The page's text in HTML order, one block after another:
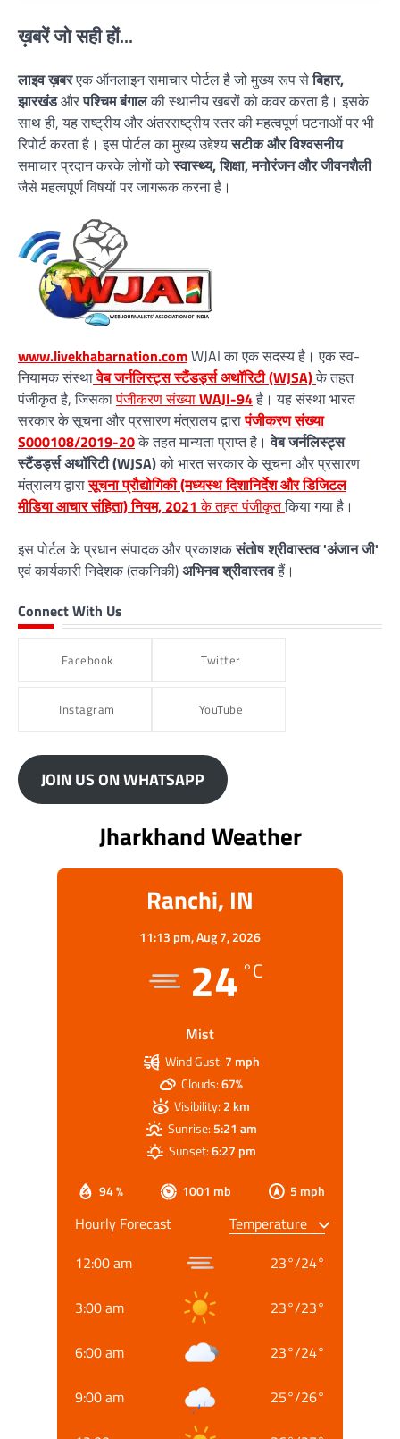
ख़बरें जो सही हों...
लाइव ख़बरएक ऑनलाइन समाचार पोर्टल है जो मुख्य रूप सेबिहार,
झारखंडऔरपश्चिम बंगालकी स्थानीय खबरों को कवर करता है। इसके
साथ ही, यह राष्ट्रीय और अंतरराष्ट्रीय स्तर की महत्वपूर्ण घटनाओं पर भी
रिपोर्ट करता है। इस पोर्टल का मुख्य उद्देश्यसटीक और विश्वसनीय
समाचार प्रदान करके लोगों कोस्वास्थ्य, शिक्षा, मनोरंजन और जीवनशैली
जैसे महत्वपूर्ण विषयों पर जागरूक करना है।
www.livekhabarnation.comWJAI का एक सदस्य है। एक स्व-
नियामक संस्थावेब जर्नलिस्ट्स स्टैंडर्ड्स अथॉरिटी (WJSA)के तहत
पंजीकृत है, जिसकापंजीकरण संख्याWAJI-94है। यह संस्था भारत
सरकार के सूचना और प्रसारण मंत्रालय द्वारापंजीकरण संख्या
S000108/2019-20के तहत मान्यता प्राप्त है।वेब जर्नलिस्ट्स
स्टैंडर्ड्स अथॉरिटी (WJSA)को भारत सरकार के सूचना और प्रसारण
मंत्रालय द्वारासूचना प्रौद्योगिकी (मध्यस्थ दिशानिर्देश और डिजिटल
मीडिया आचार संहिता) नियम, 2021 के तहत पंजीकृतकिया गया है।
इस पोर्टल के प्रधान संपादक और प्रकाशकसंतोष श्रीवास्तव 'अंजान जी'
एवं कार्यकारी निदेशक (तकनिकी)अभिनव श्रीवास्तवहैं।
Connect With Us
Facebook Twitter
Instagram YouTube
JOIN US ON WHATSAPP
Jharkhand Weather
Ranchi, IN
11:13 pm,Aug 7, 2026
24 °C
Mist
94 % 1001 mb 5 mph
Wind Gust: 7 mph
Clouds:67%
Visibility:2 km
Sunrise:5:21 am
Sunset:6:27 pm
Hourly Forecast
12:00 am
23°/24°
3:00 am 23°/23°
6:00 am 23°/24°
9:00 am 25°/26°